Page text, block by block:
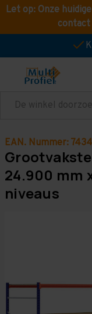
Let op: Onze
contact
Zoeken
EAN. Nummer:
24.900 mm
niveaus